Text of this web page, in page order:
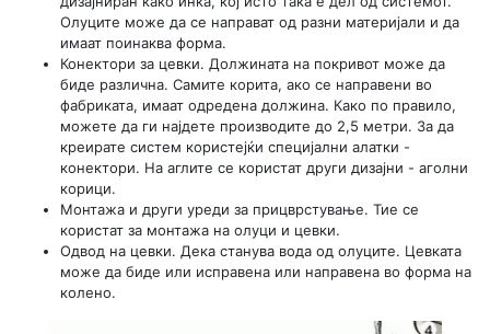
Олуците може да се направат од разни материјали и да
имаат поинаква форма.
Конектори за цевки. Должината на покривот може да
биде различна. Самите корита, ако се направени во
фабриката, имаат одредена должина. Како по правило,
можете да ги најдете производите до 2,5 метри. За да
креирате систем користејќи специјални алатки -
конектори. На аглите се користат други дизајни - аголни
корици.
Монтажа и други уреди за прицврстување. Тие се
користат за монтажа на олуци и цевки.
Одвод на цевки. Дека станува вода од олуците. Цевката
може да биде или исправена или направена во форма на
колено.